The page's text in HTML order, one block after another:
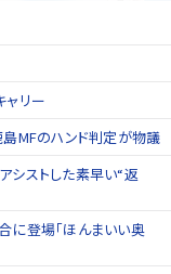
ャリー
島MFのハンド判定が物議
シストした素早い“返
に登場「ほんまいい奥